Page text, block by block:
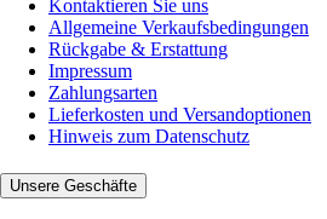
Kontaktieren Sie uns
Allgemeine Verkaufsbedingungen
Rückgabe & Erstattung
Impressum
Zahlungsarten
Lieferkosten und Versandoptionen
Hinweis zum Datenschutz
Unsere Geschäfte